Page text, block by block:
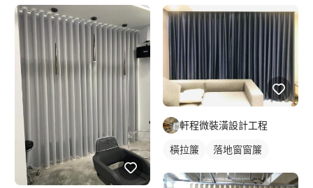
軒程微裝潢設計工程
橫拉簾 落地窗窗簾